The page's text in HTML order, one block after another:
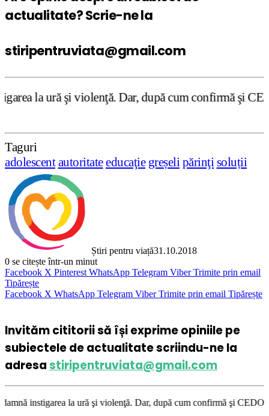
actualitate? Scrie-ne la
stiripentruviata@gmail.com
Dar, după cum confirmă şi CEDO în cazul
Taguri
adolescent autoritateeducaţie greșeli părinţi soluții
Știri pentru viață31.10.2018
0 se citește într-un minut
Facebook X Pinterest WhatsApp Telegram Viber Trimite prin email
Tipărește
Facebook X WhatsApp Telegram Viber Trimite prin email Tipărește
Invităm cititorii să își exprime opiniile pe
subiectele de actualitate scriindu-ne la
adresastiripentruviata@gmail.com
la ură şi violenţă. Dar, după cum confirmă şi CEDO în cazul